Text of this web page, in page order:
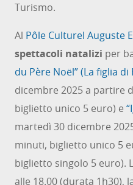
Turismo.
Al Pôle Culturel Auguste
spettacoli natalizi per
du Père Noël” (La figlia
dicembre 2025 a partire
biglietto unico 5 euro) e
martedì 30 dicembre
minuti, biglietto unico 5
biglietto singolo 5 euro).
alle 18.00 (durata 1h30),